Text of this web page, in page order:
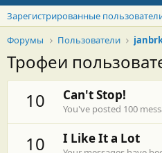
Зарегистрированные
Форумы
Пользователи
Трофеи
10
Can't Stop!
You've posted 100
10 I Like It a Lot